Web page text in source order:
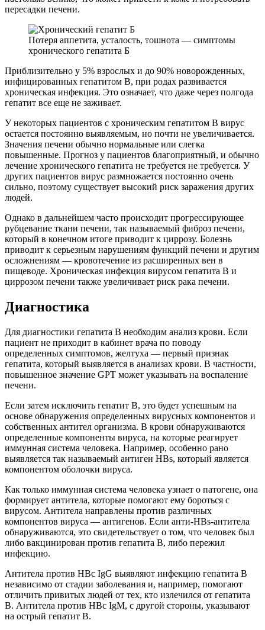
пересадки печени.
Потеря аппетита, усталость, тошнота — симптомы
хронического гепатита Б
Приблизительно у 5% взрослых и до 90% новорожденных,
инфицированных гепатитом В, при родах развивается
хроническая инфекция. Это означает, что даже через полгода
гепатит все еще не заживает.
У некоторых пациентов с хроническим гепатитом B вирус
остается постоянно выявляемым, но почти не увеличивается.
Значения печени обычно нормальные или слегка
повышенные. Прогноз у пациентов благоприятный, и обычно
лечение хронического гепатита не требуется не требуется. У
других пациентов вирус размножается постоянно очень
сильно, поэтому существует высокий риск заражения других
людей.
Однако в дальнейшем часто происходит прогрессирующее
рубцевание ткани печени, так называемый фиброз печени,
который в конечном итоге приводит к циррозу. Болезнь
приводит к серьезным нарушениям функций печени и другим
осложнениям — кровотечение из расширенных вен в
пищеводе. Хроническая инфекция вирусом гепатита В и
циррозом печени также увеличивает риск рака печени.
Диагностика
Для диагностики гепатита В необходим анализ крови. Если
пациент не приходит в кабинет врача по поводу
определенных симптомов, желтуха — первый признак
гепатита, который выявляется в анализах крови. В частности,
повышенное значение GPT может указывать на воспаление
печени.
Если затем исключить гепатит В, это будет успешным на
основе обнаружения определенных вирусных компонентов и
собственных антител организма. В крови обнаруживаются
определенные компоненты вируса, на которые реагирует
иммунная система человека. Например, особенно рано
выявляется так называемый антиген HBs, который является
компонентом оболочки вируса.
Как только иммунная система человека узнает о патогене, она
формирует антитела, которые помогают ему бороться с
вирусом. Антитела направлены против различных
компонентов вируса — антигенов. Если анти-HBs-антитела
обнаруживаются, это свидетельствует о том, что человек был
либо вакцинирован против гепатита B, либо пережил
инфекцию.
Антитела против HBc IgG выявляют инфекцию гепатита В
независимо от стадии заболевания и, например, помогают
отличить привитых людей от тех, кто излечился от гепатита
В. Антитела против HBc IgM, с другой стороны, указывают
на острый гепатит В.